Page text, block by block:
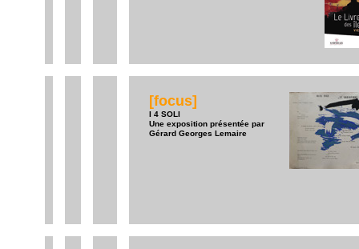
[focus]
I 4 SOLI
Une exposition présentée par
Gérard Georges Lemaire